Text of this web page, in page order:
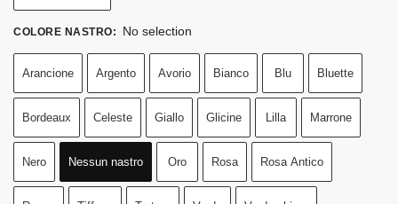
COLORE NASTRO: No selection
Arancione Argento Avorio Bianco Blu Bluette
Bordeaux Celeste Giallo Glicine Lilla Marrone
Nero Nessun nastro Oro Rosa Rosa Antico